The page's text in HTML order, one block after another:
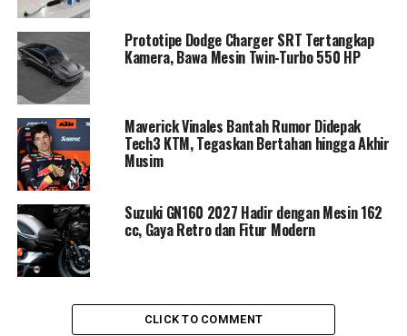
Desain yang Berbicara tentang
Warisan dan Masa Depan
TMAX Black Max bukan hanya tentang tampilan, tapi
tentangcerita 25 tahun inovasi Yamaha
Setiap lekukan bodinya mencerminkan DNA agresif khas
TMAX, sementara emblem “25th Anniversary”dan
logo“Black Max”
lekang oleh waktu.
Duduk di atas joknya, pengendara langsung merasakan
sensasi premium berkat
Key System
aplikasi MyRide, hinggaCruise Control dan
yang menjadikan perjalanan panjang
Prototipe Dodge Charger SRT Tertangkap
Kamera, Bawa Mesin Twin-Turbo 550 HP
Maverick Vinales Bantah Rumor Didepak
Tech3 KTM, Tegaskan Bertahan hingga Akhir
Musim
Suzuki GN160 2027 Hadir dengan Mesin 162
cc, Gaya Retro dan Fitur Modern
CLICK TO COMMENT